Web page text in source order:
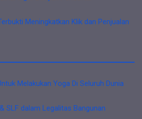
Meningkatkan Klik dan Penjualan
Melakukan Yoga Di Seluruh Dunia
SLF dalam Legalitas Bangunan